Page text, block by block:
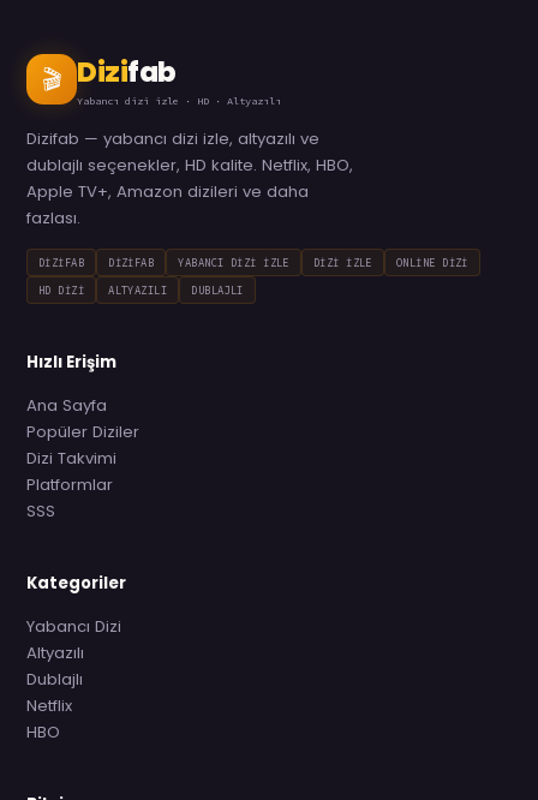
🎬 Dizifab
Yabancı dizi izle · HD · Altyazılı
Dizifab — yabancı dizi izle, altyazılı ve
dublajlı seçenekler, HD kalite. Netflix, HBO,
Apple TV+, Amazon dizileri ve daha
fazlası.
DIZIFAB DIZIFAB YABANCI DIZI İZLE DIZI İZLE ONLINE DIZI
HD DIZI ALTYAZILI DUBLAJLI
Hızlı Erişim
Ana Sayfa
Popüler Diziler
Dizi Takvimi
Platformlar
SSS
Kategoriler
Yabancı Dizi
Altyazılı
Dublajlı
Netflix
HBO